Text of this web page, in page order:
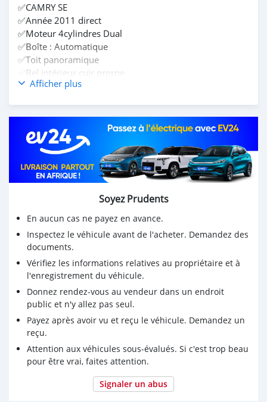
✅CAMRY SE
✅Année 2011 direct
✅Moteur 4cylindres Dual
✅Boîte : Automatique
✅Toit panoramique
✅Bel intérieur cuir prorpe
✅Climatisation hivernale
*NB:* _Démarrage kyless 🔘_
*🥰Prix : 5.900.000 FCFA le reste devant la voiture*
Afficher plus
Soyez Prudents
En aucun cas ne payez en avance.
Inspectez le véhicule avant de l'acheter. Demandez des
documents.
Vérifiez les informations relatives au propriétaire et à
l'enregistrement du véhicule.
Donnez rendez-vous au vendeur dans un endroit
public et n'y allez pas seul.
Payez après avoir vu et reçu le véhicule. Demandez un
reçu.
Attention aux véhicules sous-évalués. Si c'est trop beau
pour être vrai, faites attention.
Signaler un abus